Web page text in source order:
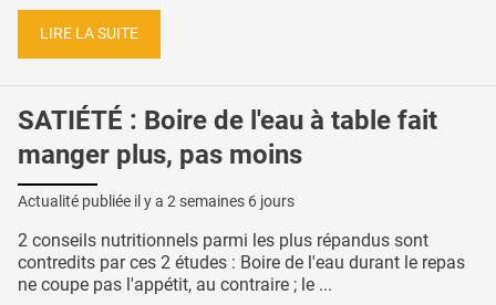
LIRE LA SUITE
SATIÉTÉ : Boire de l'eau à table fait
manger plus, pas moins
Actualité publiée il y a 2 semaines 6 jours
2 conseils nutritionnels parmi les plus répandus sont
contredits par ces 2 études : Boire de l'eau durant le repas
ne coupe pas l'appétit, au contraire ; le ...